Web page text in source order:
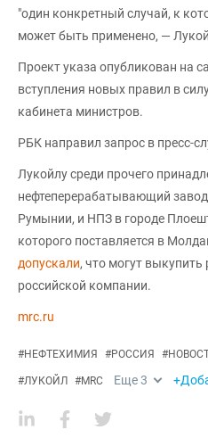
"один конкретный случай, к
может быть применено, —
Проект указа опубликован на
вступления новых правил в
кабинета министров.
РБК направил запрос в пресс-
Лукойлу среди прочего
нефтеперерабатывающий
Румынии, и НПЗ в городе
которого поставляется в
допускали, что могут
российской компании.
mrc.ru
#НЕФТЕХИМИЯ #РОССИЯ #
#ЛУКОЙЛ #MRC Еще3